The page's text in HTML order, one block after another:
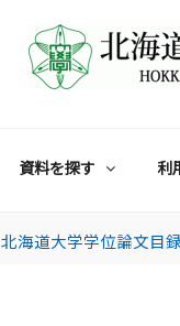
資料を探す 利
北海道大学学位論文目